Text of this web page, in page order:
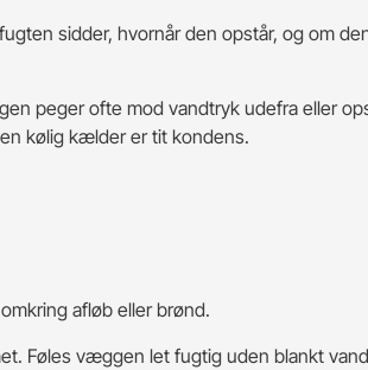
sidder, hvornår den opstår, og om
peger ofte mod vandtryk udefra eller
kølig kælder er tit kondens.
afløb eller brønd.
Føles væggen let fugtig uden blankt